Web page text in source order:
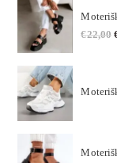
€22,00